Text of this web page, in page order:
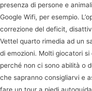
presenza di persone e
Google Wifi, per esempio.
correzione del deficit,
Vettel quarto rimedia ad un
di emozioni. Molti giocatori
perché non ci sono abilità o
che sapranno consigliarvi e
fare un tour a piedi